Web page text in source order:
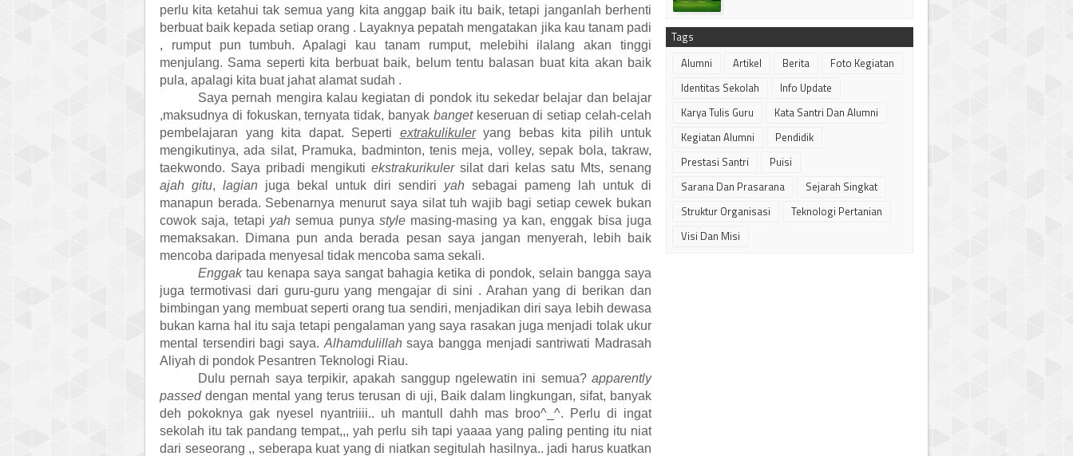
perlu kita ketahui tak semua yang kita anggap baik itu baik, tetapi janganlah berhenti
berbuat baik kepada setiap orang . Layaknya pepatah mengatakan jika kau tanam padi
, rumput pun tumbuh. Apalagi kau tanam rumput, melebihi ilalang akan tinggi
menjulang. Sama seperti kita berbuat baik, belum tentu balasan buat kita akan baik
pula, apalagi kita buat jahat alamat sudah .
Saya pernah mengira kalau kegiatan di pondok itu sekedar belajar dan belajar
,maksudnya di fokuskan, ternyata tidak, banyak bangetkeseruan di setiap celah-celah
pembelajaran yang kita dapat. Seperti extrakulikuleryang bebas kita pilih untuk
mengikutinya, ada silat, Pramuka, badminton, tenis meja, volley, sepak bola, takraw,
taekwondo. Saya pribadi mengikuti ekstrakurikulersilat dari kelas satu Mts, senang
ajah gitu, lagian juga bekal untuk diri sendiri yah sebagai pameng lah untuk di
manapun berada. Sebenarnya menurut saya silat tuh wajib bagi setiap cewek bukan
cowok saja, tetapi yah semua punya style masing-masing ya kan, enggak bisa juga
memaksakan. Dimana pun anda berada pesan saya jangan menyerah, lebih baik
mencoba daripada menyesal tidak mencoba sama sekali.
Enggaktau kenapa saya sangat bahagia ketika di pondok, selain bangga saya
juga termotivasi dari guru-guru yang mengajar di sini . Arahan yang di berikan dan
bimbingan yang membuat seperti orang tua sendiri, menjadikan diri saya lebih dewasa
bukan karna hal itu saja tetapi pengalaman yang saya rasakan juga menjadi tolak ukur
mental tersendiri bagi saya. Alhamdulillahsaya bangga menjadi santriwati Madrasah
Aliyah di pondok Pesantren Teknologi Riau.
Dulu pernah saya terpikir, apakah sanggup ngelewatin ini semua? apparently
passeddengan mental yang terus terusan di uji, Baik dalam lingkungan, sifat, banyak
deh pokoknya gak nyesel nyantriiii.. uh mantull dahh mas broo^_^. Perlu di ingat
sekolah itu tak pandang tempat,,, yah perlu sih tapi yaaaa yang paling penting itu niat
dari seseorang ,, seberapa kuat yang di niatkan segitulah hasilnya.. jadi harus kuatkan
Tags
Alumni
Artikel Berita
Foto Kegiatan
Identitas Sekolah
Info Update
Karya Tulis Guru
Kata Santri Dan Alumni
Kegiatan Alumni
Pendidik
Prestasi Santri
Puisi
Sarana Dan Prasarana
Sejarah Singkat
Struktur Organisasi
Teknologi Pertanian
Visi Dan Misi